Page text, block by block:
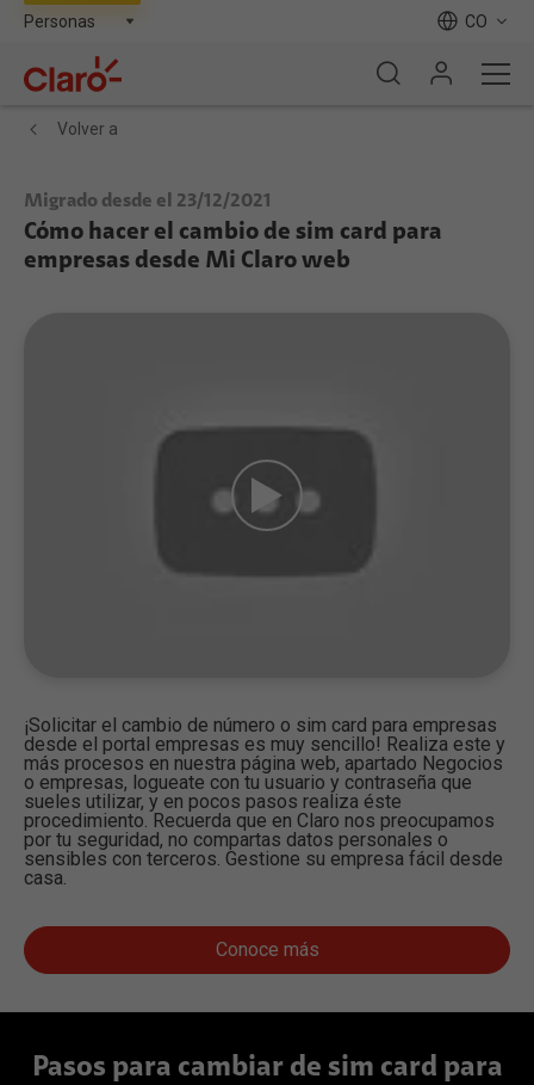
CO
Volver a
Migrado desde el 23/12/2021
Cómo hacer el cambio de sim card para
empresas desde Mi Claro web
¡Solicitar el cambio de número o sim card para empresas
desde el portal empresas es muy sencillo! Realiza este y
más procesos en nuestra página web, apartado Negocios
o empresas, logueate con tu usuario y contraseña que
sueles utilizar, y en pocos pasos realiza éste
procedimiento. Recuerda que en Claro nos preocupamos
por tu seguridad, no compartas datos personales o
sensibles con terceros. Gestione su empresa fácil desde
casa.
Conoce más
Pasos para cambiar de sim card para